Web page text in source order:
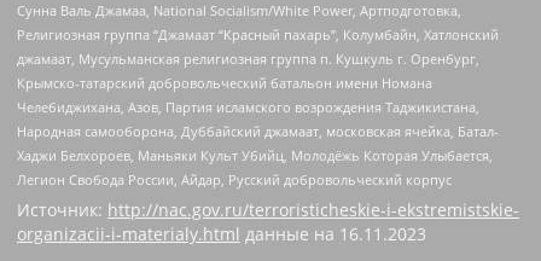
Сунна Валь Джамаа, National Socialism/White Power, Артподготовка,
Религиозная группа “Джамаат “Красный пахарь”, Колумбайн, Хатлонский
джамаат, Мусульманская религиозная группа п. Кушкуль г. Оренбург,
Крымско-татарский добровольческий батальон имени Номана
Челебиджихана, Азов, Партия исламского возрождения Таджикистана,
Народная самооборона, Дуббайский джамаат, московская ячейка, Батал-
Хаджи Белхороев, Маньяки Культ Убийц, Молодёжь Которая Улыбается,
Легион Свобода России, Айдар, Русский добровольческий корпус
Источник: http://nac.gov.ru/terroristicheskie-i-ekstremistskie-
organizacii-i-materialy.html данные на 16.11.2023